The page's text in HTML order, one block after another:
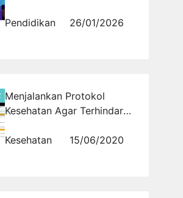
Publik di Era Media Baru
Pendidikan 26/01/2026
Menjalankan Protokol
Kesehatan Agar Terhindar
Penyakit Lebih Mudah
Kesehatan 15/06/2020